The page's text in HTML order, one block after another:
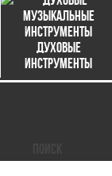
Духовые
инструменты